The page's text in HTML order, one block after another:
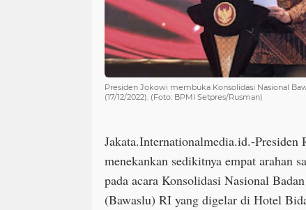
Presiden Jokowi membuka Konsolidasi Nasional
(17/12/2022). (Foto: BPMI Setpres/Rusman)
Jakata.Internationalmedia.id.-
menekankan sedikitnya empat arahan
pada acara Konsolidasi Nasional
(Bawaslu) RI yang digelar di Hotel